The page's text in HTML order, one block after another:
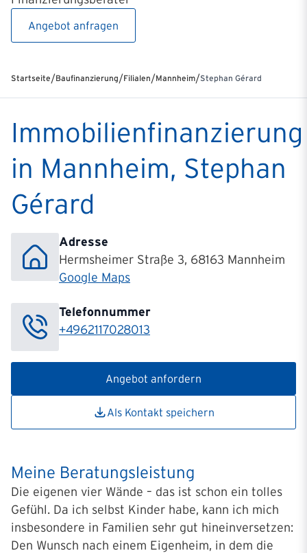
Angebot anfragen
Startseite/Baufinanzierung/Filialen/Mannheim/Stephan Gérard
Immobilienfinanzierung
in Mannheim, Stephan
Gérard
Adresse
Hermsheimer Straße 3, 68163 Mannheim
Google Maps
Telefonnummer
+4962117028013
Angebot anfordern
Als Kontakt speichern
Meine Beratungsleistung
Die eigenen vier Wände – das ist schon ein tolles
Gefühl. Da ich selbst Kinder habe, kann ich mich
insbesondere in Familien sehr gut hineinversetzen:
Den Wunsch nach einem Eigenheim, in dem die